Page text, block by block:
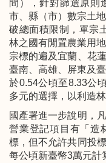
間），針對篩選原則
市、縣（市）數宗土
破總面積限制，單宗
林之國有閒置農業用
宗標的遍及宜蘭、花
臺南、高雄、屏東及
於0.54公頃至8.33公
多元的選擇，以利造
國產署進一步說明，
營業登記項目有「造
標，但不允許共同投
每公頃新臺幣3萬元計